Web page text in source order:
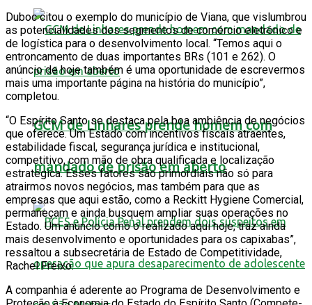
GCM de Linhares prende homem com
mandado de prisão em aberto
Duboc citou o exemplo do município de Viana, que vislumbrou
as potencialidades dos segmentos de comércio eletrônico e
de logística para o desenvolvimento local. “Temos aqui o
entroncamento de duas importantes BRs (101 e 262). O
anúncio de hoje também é uma oportunidade de escrevermos
mais uma importante página na história do município”,
completou.
“O Espírito Santo se destaca pela boa ambiência de negócios
que oferece. Um Estado com incentivos fiscais atraentes,
estabilidade fiscal, segurança jurídica e institucional,
competitivo, com mão de obra qualificada e localização
estratégica. Esses fatores são primordiais não só para
atrairmos novos negócios, mas também para que as
empresas que aqui estão, como a Reckitt Hygiene Comercial,
permaneçam e ainda busquem ampliar suas operações no
Estado. Um anúncio como o realizado aqui hoje, traz ainda
mais desenvolvimento e oportunidades para os capixabas”,
ressaltou a subsecretária de Estado de Competitividade,
Rachel Freixo.
A companhia é aderente ao Programa de Desenvolvimento e